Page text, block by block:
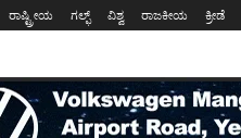
ರಾಷ್ಟ್ರೀಯ ಗಲ್ಫ್ ವಿಶ್ವ ರಾಜಕೀಯ ಕ್ರೀಡೆ